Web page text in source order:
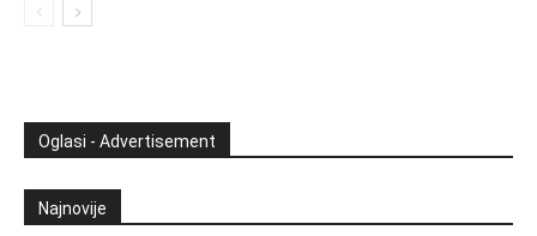
Oglasi - Advertisement
Najnovije